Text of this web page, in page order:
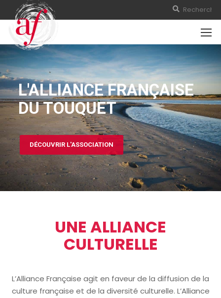
DÉCOUVRIR L'ASSOCIATION
L'ALLIANCE FRANÇAISE
DU TOUQUET
UNE ALLIANCE
CULTURELLE
L’Alliance Française agit en faveur de la diffusion de la
culture française et de la diversité culturelle. L’Alliance